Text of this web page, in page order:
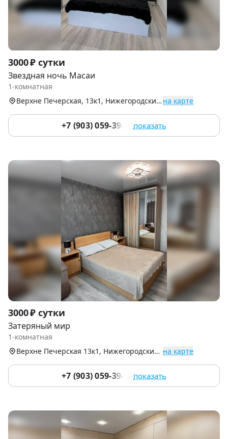
Item
1
of
9
3000 ₽ сутки
Звездная ночь Масаи
1-комнатная
Верхне Печерская, 13к1, Нижегородский р-н на карте
+7 (903) 059-39-51 показать
Item
1
of
3000 ₽ сутки
Затеряный мир
1-комнатная
Верхне Печерская 13к1, Нижегородский р-н на карте
+7 (903) 059-39-51 показать